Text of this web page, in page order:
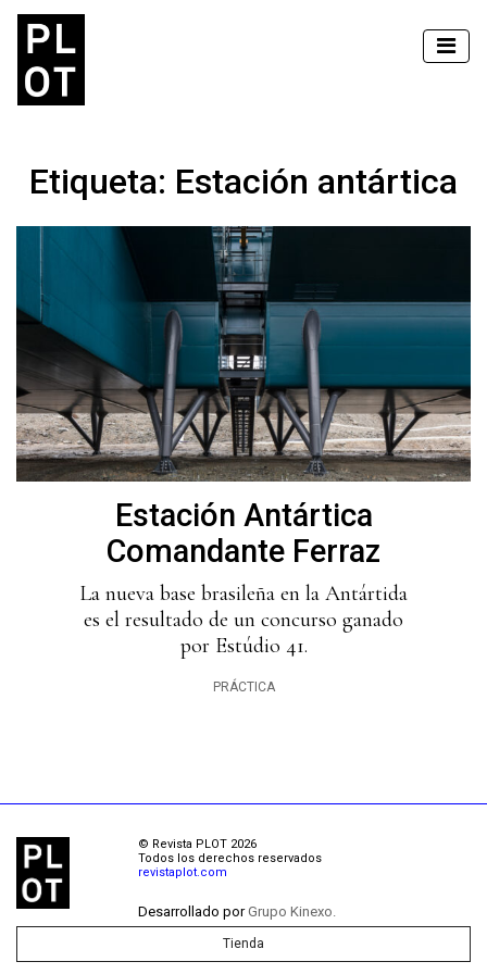
Etiqueta: Estación antártica
Estación Antártica
Comandante Ferraz
La nueva base brasileña en la Antártida
es el resultado de un concurso ganado
por Estúdio 41.
PRÁCTICA
© Revista PLOT 2026
Todos los derechos reservados
revistaplot.com
Desarrollado porGrupo Kinexo.
Tienda